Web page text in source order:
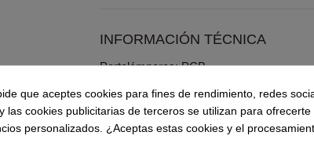
INFORMACIÓN TÉCNICA
Portalámparas: PCB
Clase eléctrica: Class 1
Potencia máxima: 36W
Voltaje: 220/240 V
que aceptes cookies para fines de rendimiento, redes
las cookies publicitarias de terceros se utilizan para
personalizados. ¿Aceptas estas cookies y el